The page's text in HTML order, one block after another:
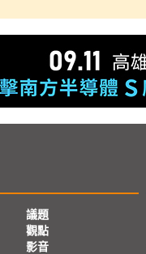
議題
觀點
影音